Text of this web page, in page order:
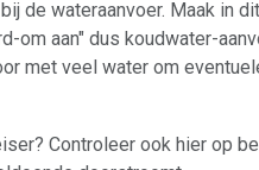
de wateraanvoer. Maak in
om aan" dus koudwater-
met veel water om
Controleer ook hier op